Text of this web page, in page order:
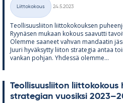
Kategoriat
Liittokokous
24.5.2023
Teol­li­suus­lii­ton liit­to­ko­kouk­sen
Ryy­nä­sen mu­kaan ko­kous saa­vutti
Olemme saa­neet vah­van man­daa­tin
Juuri hy­väk­sytty lii­ton stra­te­gia an­taa
van­kan poh­jan. Yh­dessä olemme...
Teol­li­suus­lii­ton liit­to­ko­kous
stra­te­gian vuo­siksi